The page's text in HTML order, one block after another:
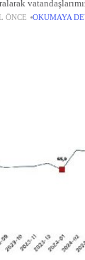
1 YIL ÖNCE OKUMAYA